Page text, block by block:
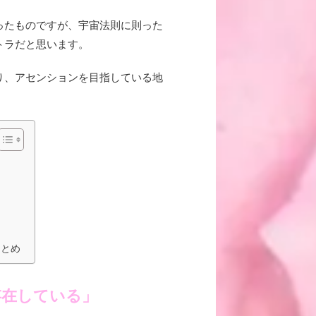
ものですが、 宇宙法則に則った
だと思います。
アセンションを目指している地
め
している」